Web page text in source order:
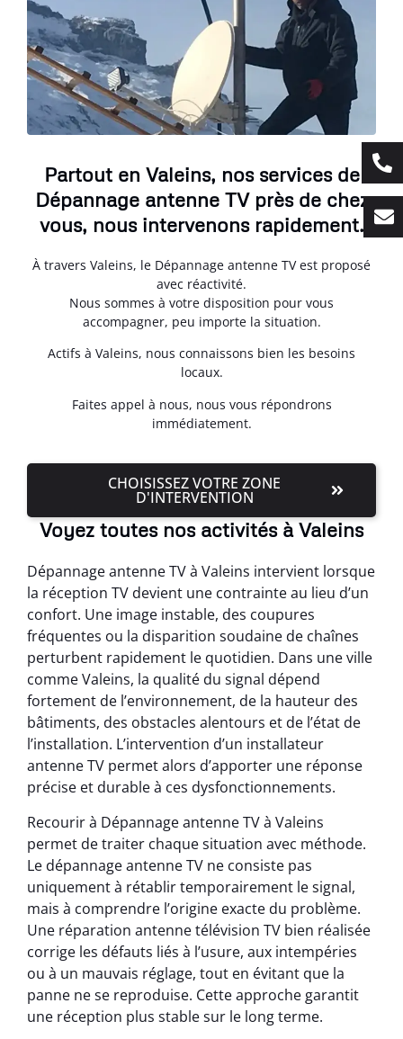
Partout en Valeins, nos services de
Dépannage antenne TV près de chez
vous, nous intervenons rapidement.
À travers Valeins, le Dépannage antenne TV est proposé
avec réactivité.
Nous sommes à votre disposition pour vous
accompagner, peu importe la situation.
Actifs à Valeins, nous connaissons bien les besoins
locaux.
Faites appel à nous, nous vous répondrons
immédiatement.
CHOISISSEZ VOTRE ZONE
D'INTERVENTION
Voyez toutes nos activités à Valeins
Dépannage antenne TV à Valeins intervient lorsque
la réception TV devient une contrainte au lieu d’un
confort. Une image instable, des coupures
fréquentes ou la disparition soudaine de chaînes
perturbent rapidement le quotidien. Dans une ville
comme Valeins, la qualité du signal dépend
fortement de l’environnement, de la hauteur des
bâtiments, des obstacles alentours et de l’état de
l’installation. L’intervention d’un installateur
antenne TV permet alors d’apporter une réponse
précise et durable à ces dysfonctionnements.
Recourir à Dépannage antenne TV à Valeins
permet de traiter chaque situation avec méthode.
Le dépannage antenne TV ne consiste pas
uniquement à rétablir temporairement le signal,
mais à comprendre l’origine exacte du problème.
Une réparation antenne télévision TV bien réalisée
corrige les défauts liés à l’usure, aux intempéries
ou à un mauvais réglage, tout en évitant que la
panne ne se reproduise. Cette approche garantit
une réception plus stable sur le long terme.